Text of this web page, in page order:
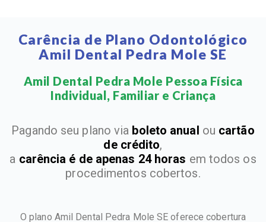
Carência de Plano Odontológico
Amil Dental Pedra Mole SE
Amil Dental Pedra Mole Pessoa Física
Individual, Familiar e Criança​
Pagando seu plano via boleto anual ou cartão
de crédito,
a carência é de apenas 24 horas em todos os
procedimentos cobertos.
O plano Amil Dental Pedra Mole SE oferece cobertura